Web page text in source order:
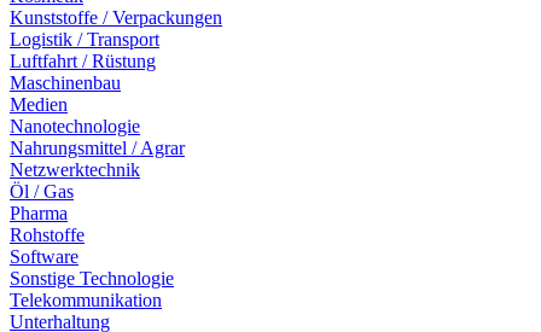
Kunststoffe / Verpackungen
Logistik / Transport
Luftfahrt / Rüstung
Maschinenbau
Medien
Nanotechnologie
Nahrungsmittel / Agrar
Netzwerktechnik
Öl / Gas
Pharma
Rohstoffe
Software
Sonstige Technologie
Telekommunikation
Unterhaltung